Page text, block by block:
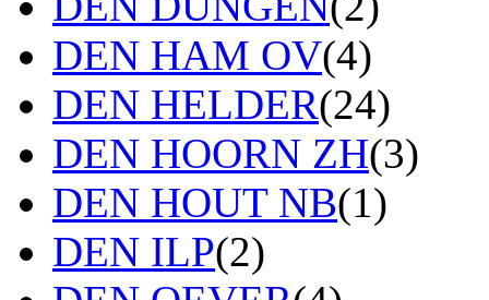
DEN HAM OV(4)
DEN HELDER(24)
DEN HOORN ZH(3)
DEN HOUT NB(1)
DEN ILP(2)